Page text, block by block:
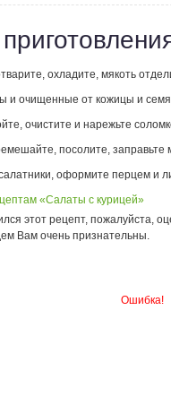
охладите, мякоть
и очищенные от кожицы и
очистите и нарежьте
посолите, заправьте
оформите перцем и
«Салаты с курицей»
этот рецепт, пожалуйста,
Вам очень признательны.
Ошибка!